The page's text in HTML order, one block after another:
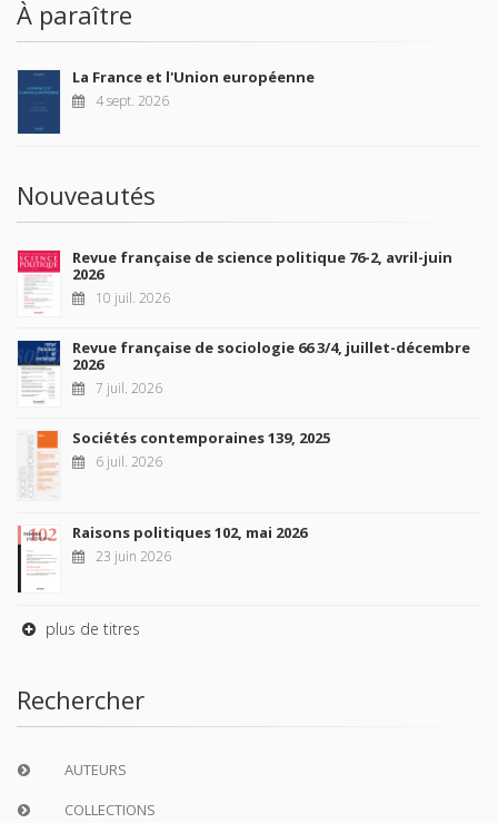
À paraître
La France et l'Union européenne
4 sept. 2026
Nouveautés
Revue française de science politique 76-2, avril-juin
2026
10 juil. 2026
Revue française de sociologie 66 3/4, juillet-décembre
2026
7 juil. 2026
Sociétés contemporaines 139, 2025
6 juil. 2026
Raisons politiques 102, mai 2026
23 juin 2026
plus de titres
Rechercher
AUTEURS
COLLECTIONS